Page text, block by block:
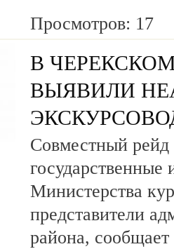
Просмотров: 17
В
ВЫЯВИЛИ
Совместный рейд
государственные
Министерства
представители
района,